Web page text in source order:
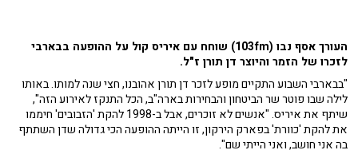
העורך אסף נבו (103fm) שוחח עם איריס קול על ההופעה בבארבי
לזכרו של הזמר והיוצר דן תורן ז"ל.
"בבארבי השבוע התקיים מופע לזכר דן תורן אהובנו, חצי שנה למותו. באותו
לילה שבו פוטר שר הביטחון והבחירות בארה"ב, הכל התנקז לאירוע הזה",
שיתף את איריס. "אנשים לא זוכרים, אבל ב-1998 להקת 'הזבובים' חיממו
את להקת 'כוורת' בפארק הירקון, זו הייתה ההופעה הכי גדולה שדן השתתף
בה אני חושב, ואני הייתי שם".